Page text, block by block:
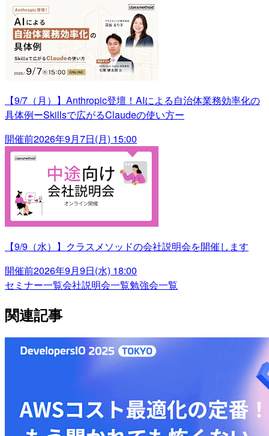
【9/7（月）】Anthropic登壇！AIによる自治体業務効率化の
具体例ーSkillsで広がるClaudeの使い方ー
開催前2026年9月7日(月) 15:00
【9/9（水）】クラスメソッドの会社説明会を開催します
開催前2026年9月9日(水) 18:00
セミナー一覧会社説明会一覧勉強会一覧
関連記事